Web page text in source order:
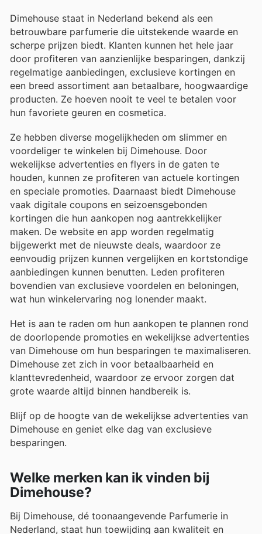
Dimehouse staat in Nederland bekend als een
betrouwbare parfumerie die uitstekende waarde en
scherpe prijzen biedt. Klanten kunnen het hele jaar
door profiteren van aanzienlijke besparingen, dankzij
regelmatige aanbiedingen, exclusieve kortingen en
een breed assortiment aan betaalbare, hoogwaardige
producten. Ze hoeven nooit te veel te betalen voor
hun favoriete geuren en cosmetica.
Ze hebben diverse mogelijkheden om slimmer en
voordeliger te winkelen bij Dimehouse. Door
wekelijkse advertenties en flyers in de gaten te
houden, kunnen ze profiteren van actuele kortingen
en speciale promoties. Daarnaast biedt Dimehouse
vaak digitale coupons en seizoensgebonden
kortingen die hun aankopen nog aantrekkelijker
maken. De website en app worden regelmatig
bijgewerkt met de nieuwste deals, waardoor ze
eenvoudig prijzen kunnen vergelijken en kortstondige
aanbiedingen kunnen benutten. Leden profiteren
bovendien van exclusieve voordelen en beloningen,
wat hun winkelervaring nog lonender maakt.
Het is aan te raden om hun aankopen te plannen rond
de doorlopende promoties en wekelijkse advertenties
van Dimehouse om hun besparingen te maximaliseren.
Dimehouse zet zich in voor betaalbaarheid en
klanttevredenheid, waardoor ze ervoor zorgen dat
grote waarde altijd binnen handbereik is.
Blijf op de hoogte van de wekelijkse advertenties van
Dimehouse en geniet elke dag van exclusieve
besparingen.
Welke merken kan ik vinden bij
Dimehouse?
Bij Dimehouse, dé toonaangevende Parfumerie in
Nederland, staat hun toewijding aan kwaliteit en